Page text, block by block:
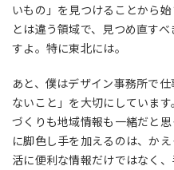
いもの」を見つけることから
とは違う領域で、見つめ直す
すよ。特に東北には。
あと、僕はデザイン事務所で
ないこと」を大切にしていま
づくりも地域情報も一緒だと
に脚色し手を加えるのは、か
活に便利な情報だけではなく